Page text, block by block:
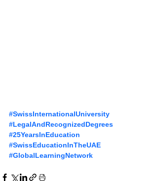
#SwissInternationalUniversity
#LegalAndRecognizedDegrees
#25YearsInEducation
#SwissEducationInTheUAE
#GlobalLearningNetwork